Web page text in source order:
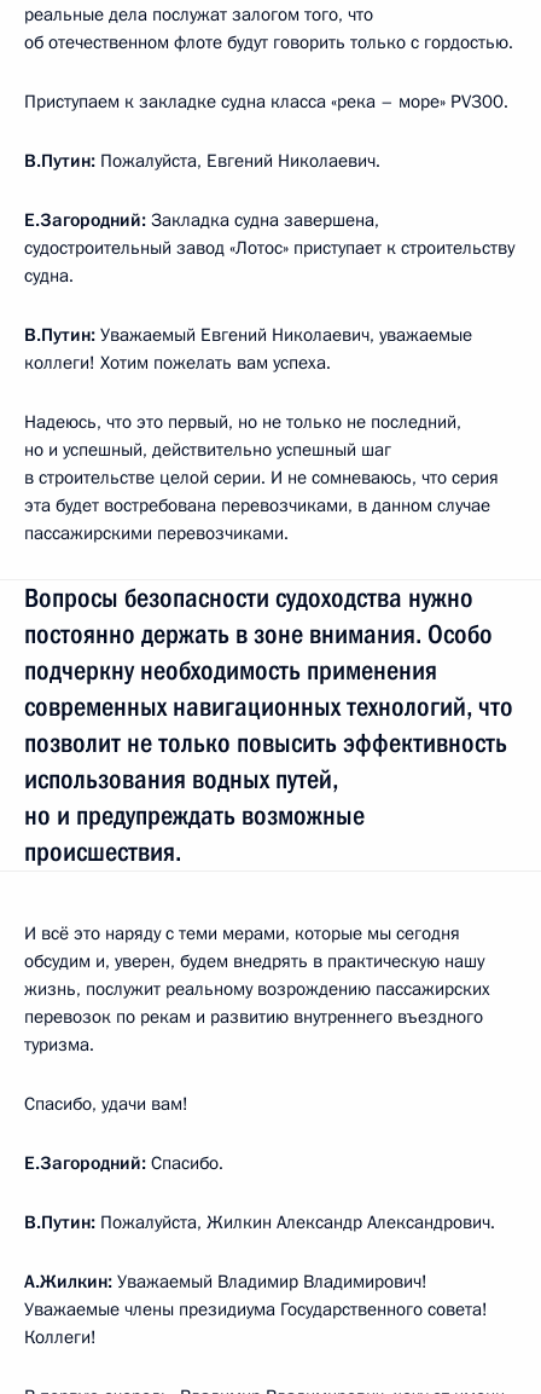
реальные дела послужат залогом того, что
об отечественном флоте будут говорить только с гордостью.
Приступаем к закладке судна класса «река – море» PV300.
В.Путин: Пожалуйста, Евгений Николаевич.
Е.Загородний: Закладка судна завершена,
судостроительный завод «Лотос» приступает к строительству
судна.
В.Путин: Уважаемый Евгений Николаевич, уважаемые
коллеги! Хотим пожелать вам успеха.
Надеюсь, что это первый, но не только не последний,
но и успешный, действительно успешный шаг
в строительстве целой серии. И не сомневаюсь, что серия
эта будет востребована перевозчиками, в данном случае
пассажирскими перевозчиками.
Вопросы безопасности судоходства нужно
постоянно держать в зоне внимания. Особо
подчеркну необходимость применения
современных навигационных технологий, что
позволит не только повысить эффективность
использования водных путей,
но и предупреждать возможные
происшествия.
И всё это наряду с теми мерами, которые мы сегодня
обсудим и, уверен, будем внедрять в практическую нашу
жизнь, послужит реальному возрождению пассажирских
перевозок по рекам и развитию внутреннего въездного
туризма.
Спасибо, удачи вам!
Е.Загородний: Спасибо.
В.Путин: Пожалуйста, Жилкин Александр Александрович.
А.Жилкин: Уважаемый Владимир Владимирович!
Уважаемые члены президиума Государственного совета!
Коллеги!